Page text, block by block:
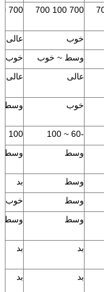
700 100 700
700 100 700
خوب
عالی
وسط ~ خوب
خوب
عالی عالی
خوب وسط
-60 ~ 100
100 -1 100
وسط وسط
وسط
بد
وسط
خوب
وسط وسط
بد بد
بد بد